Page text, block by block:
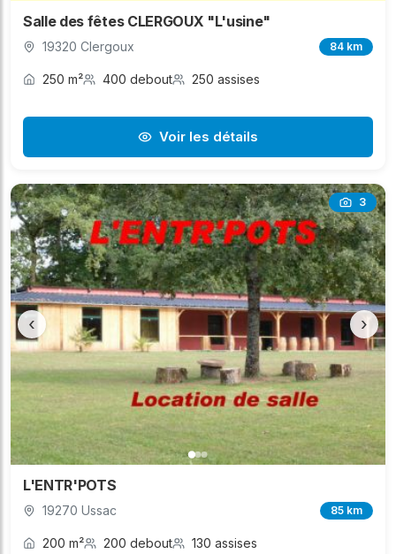
Salle des fêtes CLERGOUX "L'usine"
19320 Clergoux 84 km
250 m² 400 debout 250 assises
Voir les détails
3
‹ ›
L'ENTR'POTS
19270 Ussac 85 km
200 m² 200 debout 130 assises